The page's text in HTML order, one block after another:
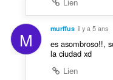
M murffus il y a 5 ans
es asombroso!!,
la ciudad xd
Lien